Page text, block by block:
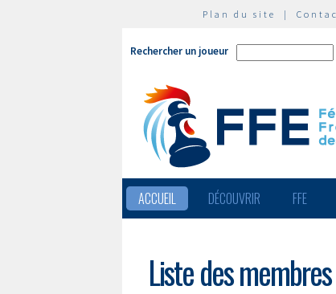
Plan du site |
Rechercher un joueur
ACCUEIL DÉCOUVRIR FFE
Liste des